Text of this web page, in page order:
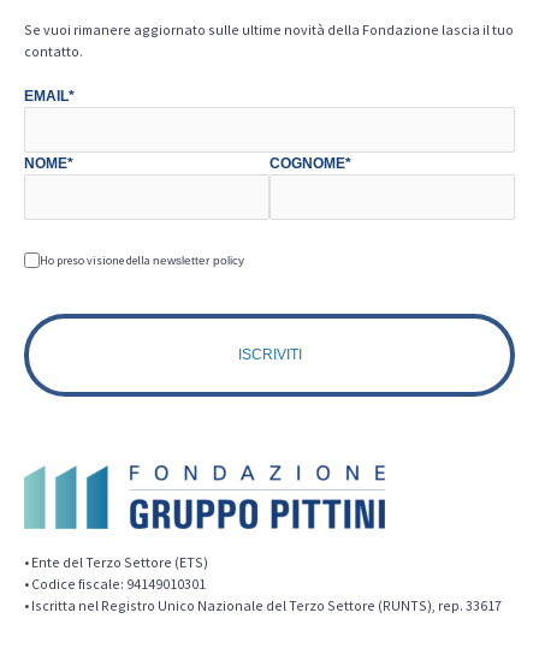
Se vuoi rimanere aggiornato sulle ultime novità della Fondazione lascia il tuo
contatto.
EMAIL*
NOME* COGNOME*
Ho preso visione della newsletter policy
• Ente del Terzo Settore (ETS)
• Codice fiscale: 94149010301
• Iscritta nel Registro Unico Nazionale del Terzo Settore (RUNTS), rep. 33617